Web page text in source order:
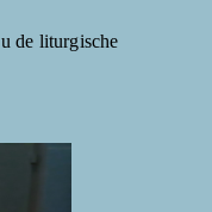
de liturgische